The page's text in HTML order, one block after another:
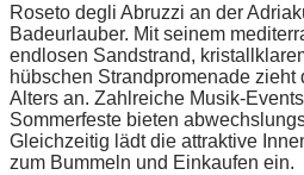
Roseto degli Abruzzi an der
Badeurlauber. Mit seinem
endlosen Sandstrand,
hübschen Strandpromenade
Alters an. Zahlreiche Musik-
Sommerfeste bieten
Gleichzeitig lädt die attraktive
zum Bummeln und Einkaufen ein.